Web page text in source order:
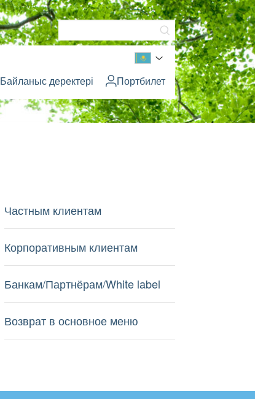
Байланыс деректері Портбилет
Частным клиентам
Корпоративным клиентам
Банкам/Партнёрам/White label
Возврат в основное меню